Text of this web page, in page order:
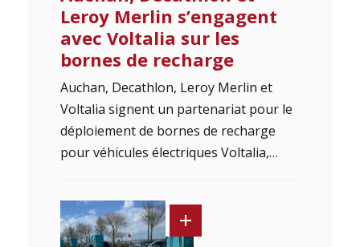
Leroy Merlin s’engagent
avec Voltalia sur les
bornes de recharge
Auchan, Decathlon, Leroy Merlin et
Voltalia signent un partenariat pour le
déploiement de bornes de recharge
pour véhicules électriques Voltalia,…